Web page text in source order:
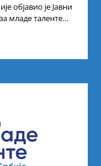
објавио је Јавни
младе таленте